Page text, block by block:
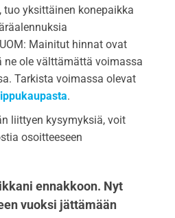
tuo yksittäinen konepaikka
Mainitut hinnat ovat
ne ole välttämättä voimassa
Tarkista voimassa olevat
.
liittyen kysymyksiä, voit
osoitteeseen
ennakkoon. Nyt
vuoksi jättämään